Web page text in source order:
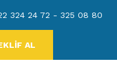
324 24 72 - 325 08 80
AL